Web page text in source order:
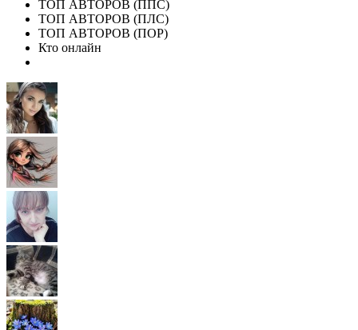
ТОП АВТОРОВ (ППС)
ТОП АВТОРОВ (ПЛС)
ТОП АВТОРОВ (ПОР)
Кто онлайн